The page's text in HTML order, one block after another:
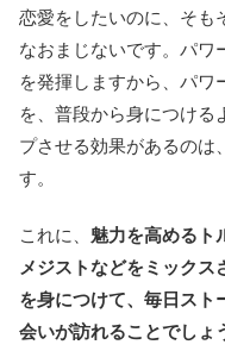
恋愛をしたいのに、そも
なおまじないです。パワ
を発揮しますから、パワ
を、普段から身につける
プさせる効果があるのは
す。
これに、 魅力を高めるト
メジストなどをミック
を身につけて、毎日スト
会いが訪れることでしょ